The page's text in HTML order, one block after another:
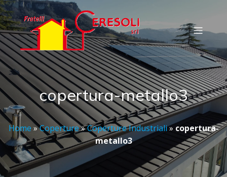
copertura-metallo3
Home »Coperture»Coperture Industriali» copertura-
metallo3